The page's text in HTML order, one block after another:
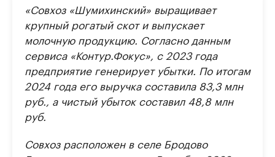
«Совхоз «Шумихинский» выращивает
крупный рогатый скот и выпускает
молочную продукцию. Согласно данным
сервиса «Контур.Фокус», с 2023 года
предприятие генерирует убытки. По итогам
2024 года его выручка составила 83,3 млн
руб., а чистый убыток составил 48,8 млн
руб.
Совхоз расположен в селе Бродово